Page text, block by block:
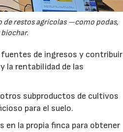
de restos agrícolas —como podas,
de ingresos y contribuir
la rentabilidad de las
subproductos de cultivos
para el suelo.
en la propia finca para obtener